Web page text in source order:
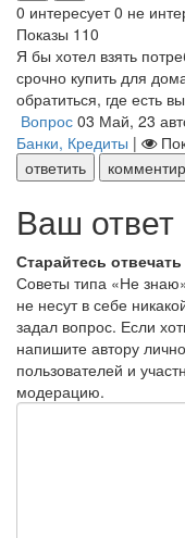
0 интересует 0 не
Показы 110
Я бы хотел взять
срочно купить для
обратиться, где есть
Вопрос 03 Май, 23
Банки, Кредиты |
ответить
Ваш ответ
Старайтесь
Советы типа «Не
не несут в себе
задал вопрос. Если
напишите автору
пользователей и
модерацию.